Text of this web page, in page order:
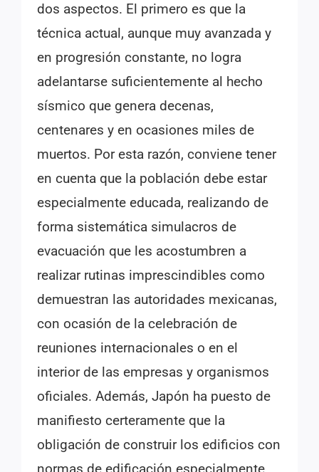
dos aspectos. El primero es que la
técnica actual, aunque muy avanzada y
en progresión constante, no logra
adelantarse suficientemente al hecho
sísmico que genera decenas,
centenares y en ocasiones miles de
muertos. Por esta razón, conviene tener
en cuenta que la población debe estar
especialmente educada, realizando de
forma sistemática simulacros de
evacuación que les acostumbren a
realizar rutinas imprescindibles como
demuestran las autoridades mexicanas,
con ocasión de la celebración de
reuniones internacionales o en el
interior de las empresas y organismos
oficiales. Además, Japón ha puesto de
manifiesto certeramente que la
obligación de construir los edificios con